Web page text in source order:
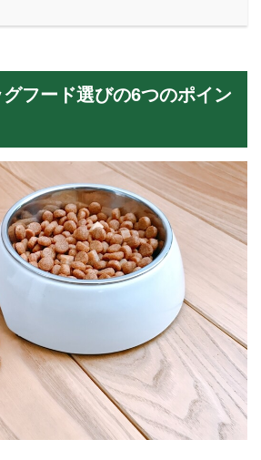
フード選びの6つのポイン